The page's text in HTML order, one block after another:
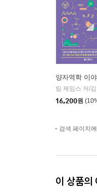
양자역학 이
팀 제임스 저/
16,200원
검색 페이지
이 상품의